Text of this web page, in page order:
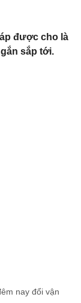
được cho là
sắp tới.
nay đổi vận